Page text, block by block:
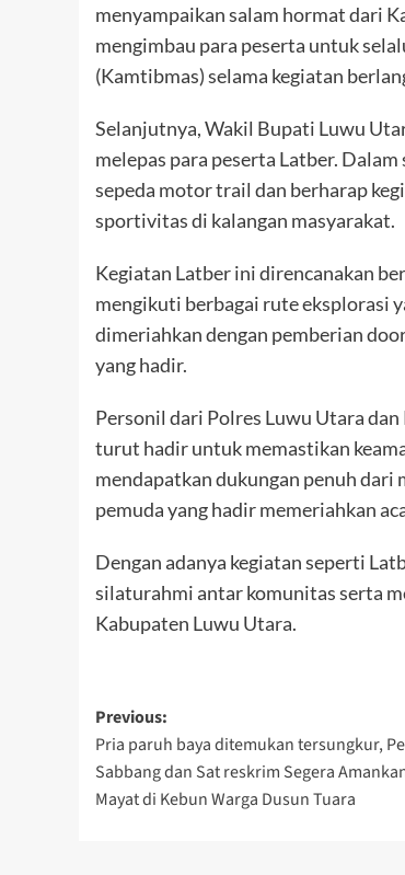
menyampaikan salam hormat dari
mengimbau para peserta untuk
(Kamtibmas) selama kegiatan
Selanjutnya, Wakil Bupati Luwu
melepas para peserta Latber.
sepeda motor trail dan berharap
sportivitas di kalangan masyarakat.
Kegiatan Latber ini direncanakan
mengikuti berbagai rute eksplorasi
dimeriahkan dengan pemberian
yang hadir.
Personil dari Polres Luwu Utara
turut hadir untuk memastikan
mendapatkan dukungan penuh dari
pemuda yang hadir memeriahkan
Dengan adanya kegiatan seperti
silaturahmi antar komunitas serta
Kabupaten Luwu Utara.
Post
navigation
Previous:
Pria paruh baya ditemukan tersungkur,
Sabbang dan Sat reskrim Segera
Mayat di Kebun Warga Dusun Tuara